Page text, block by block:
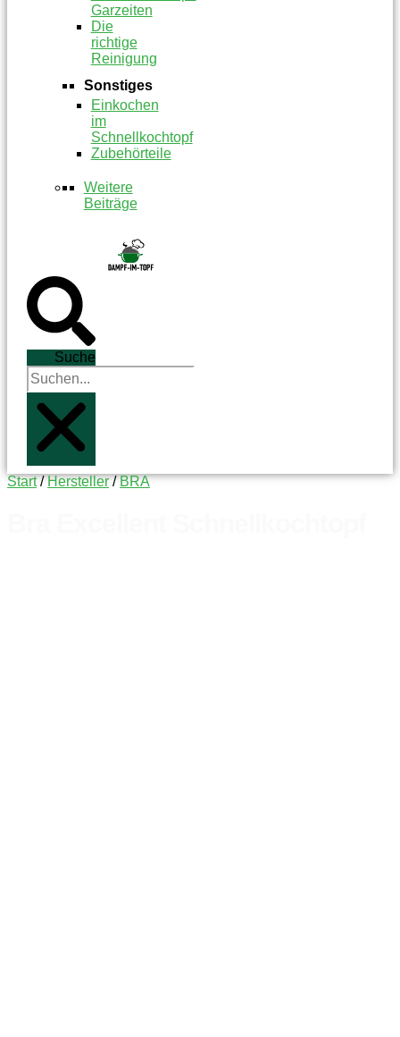
Garzeiten
Die
richtige
Reinigung
Sonstiges
Einkochen
im
Schnellkochtopf
Zubehörteile
Weitere
Beiträge
Suche
Start/Hersteller/BRA